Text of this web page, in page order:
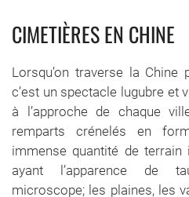
CIMETIÈRES EN CHINE
Lorsqu’on traverse la
c’est un spectacle lugubre et
à l’approche de chaque
remparts crénelés en
immense quantité de
ayant l’apparence de
microscope; les plaines, les